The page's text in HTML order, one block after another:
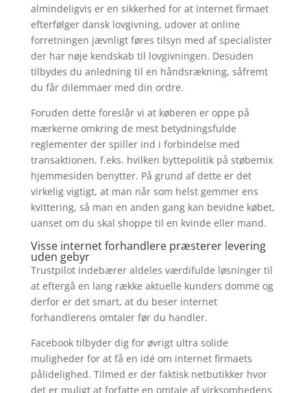
almindeligvis er en sikkerhed for at internet firmaet
efterfølger dansk lovgivning, udover at online
forretningen jævnligt føres tilsyn med af specialister
der har nøje kendskab til lovgivningen. Desuden
tilbydes du anledning til en håndsrækning, såfremt
du får dilemmaer med din ordre.
Foruden dette foreslår vi at køberen er oppe på
mærkerne omkring de mest betydningsfulde
reglementer der spiller ind i forbindelse med
transaktionen, f.eks. hvilken byttepolitik på støbemix
hjemmesiden benytter. På grund af dette er det
virkelig vigtigt, at man når som helst gemmer ens
kvittering, så man en anden gang kan bevidne købet,
uanset om du skal shoppe til en kvinde eller mand.
Visse internet forhandlere præsterer levering
uden gebyr
Trustpilot indebærer aldeles værdifulde løsninger til
at eftergå en lang række aktuelle kunders domme og
derfor er det smart, at du beser internet
forhandlerens omtaler før du handler.
Facebook tilbyder dig for øvrigt ultra solide
muligheder for at få en idé om internet firmaets
pålidelighed. Tilmed er der faktisk netbutikker hvor
det er muligt at forfatte en omtale af virksomhedens